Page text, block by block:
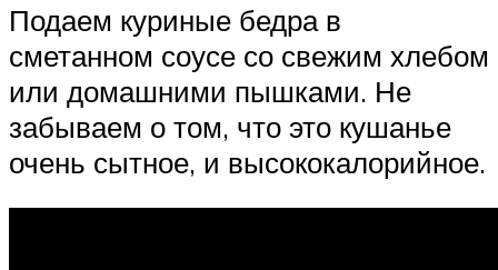
Подаем куриные бедра в
сметанном соусе со свежим хлебом
или домашними пышками. Не
забываем о том, что это кушанье
очень сытное, и высококалорийное.